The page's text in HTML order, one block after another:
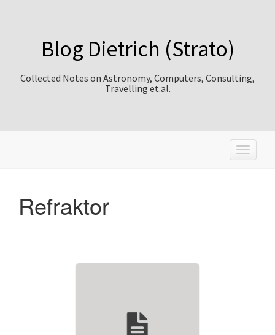
Blog Dietrich (Strato)
Collected Notes on Astronomy, Computers, Consulting,
Travelling et.al.
T
o
Refraktor